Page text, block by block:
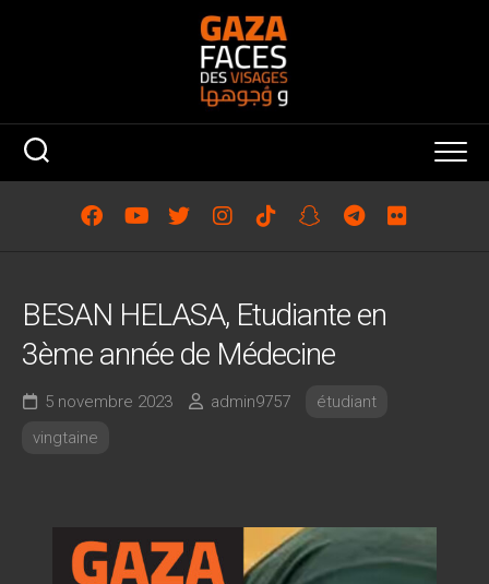
BESAN HELASA, Etudiante en
3ème année de Médecine
5 novembre 2023 admin9757
étudiant
vingtaine